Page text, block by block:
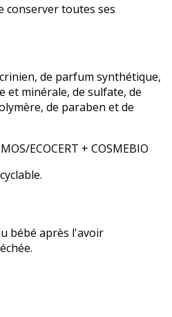
conserver toutes ses
de parfum synthétique,
et minérale, de sulfate, de
de paraben et de
ECOCERT + COSMEBIO
bébé après l'avoir